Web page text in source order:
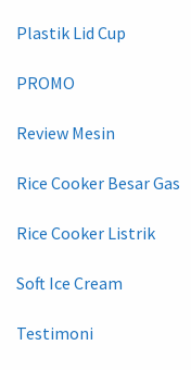
Plastik Lid Cup
PROMO
Review Mesin
Rice Cooker Besar Gas
Rice Cooker Listrik
Soft Ice Cream
Testimoni